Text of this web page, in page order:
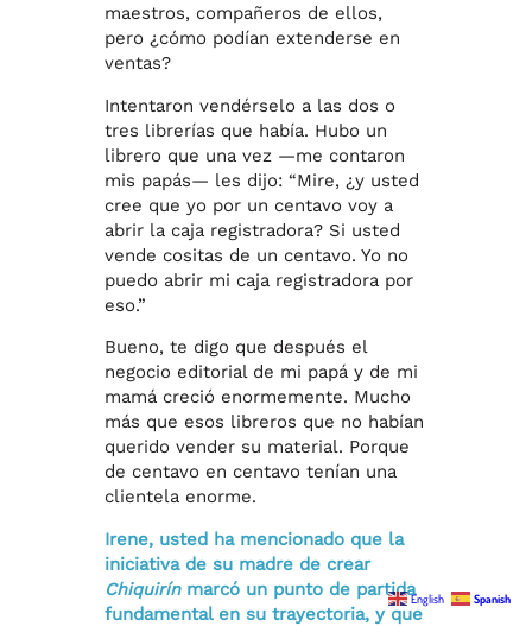
maestros, compañeros de ellos,
pero ¿cómo podían extenderse en
ventas?
Intentaron vendérselo a las dos o
tres librerías que había. Hubo un
librero que una vez —me contaron
mis papás— les dijo: “Mire, ¿y usted
cree que yo por un centavo voy a
abrir la caja registradora? Si usted
vende cositas de un centavo. Yo no
puedo abrir mi caja registradora por
eso.”
Bueno, te digo que después el
negocio editorial de mi papá y de mi
mamá creció enormemente. Mucho
más que esos libreros que no habían
querido vender su material. Porque
de centavo en centavo tenían una
clientela enorme.
Irene, usted ha mencionado que la
iniciativa de su madre de crear
Chiquirínmarcó un punto de partida
fundamental en su trayectoria, y que
English Spanish